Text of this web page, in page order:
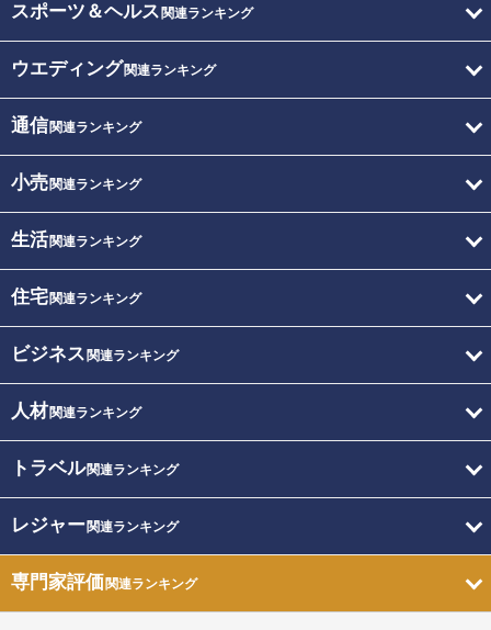
スポーツ＆ヘルス 関連ランキング
ウエディング関連ランキング
通信関連ランキング
小売関連ランキング
生活関連ランキング
住宅関連ランキング
ビジネス 関連ランキング
人材関連ランキング
トラベル関連ランキング
レジャー関連ランキング
専門家評価関連ランキング